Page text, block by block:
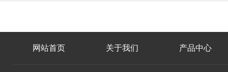
网站首页 关于我们 产品中心